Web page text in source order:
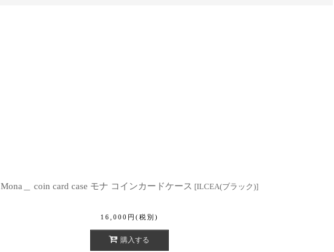
Mona＿ coin card case モナ コインカードケース [ILCEA(ブラック)]
16,000 円 (税別)
購入する